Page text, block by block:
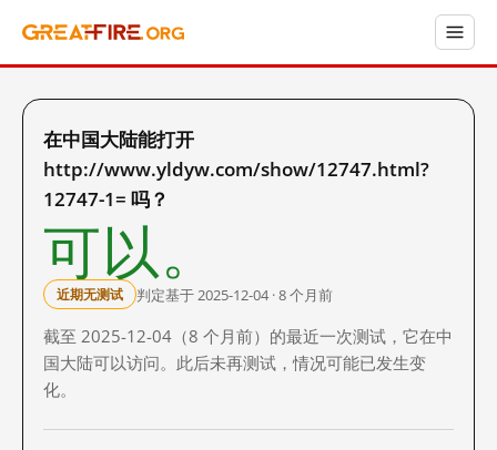
在中国大陆能打开
http://www.yldyw.com/show/12747.html?
12747-1= 吗？
可以。
近期无测试 判定基于 2025-12-04 · 8 个月前
截至 2025-12-04（8 个月前）的最近一次测试，它在中
国大陆可以访问。此后未再测试，情况可能已发生变
化。